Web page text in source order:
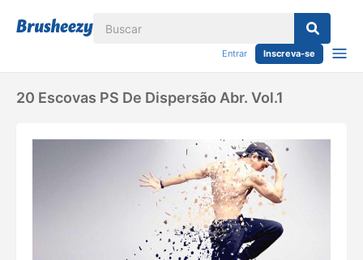
Entrar Inscreva-se
20 Escovas PS De Dispersão Abr. Vol.1